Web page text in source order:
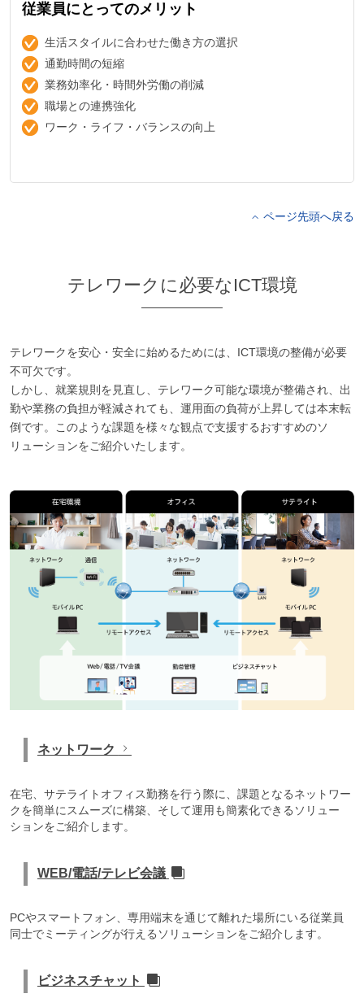
従業員にとってのメリット
生活スタイルに合わせた働き方の選択
通勤時間の短縮
業務効率化・時間外労働の削減
職場との連携強化
ワーク・ライフ・バランスの向上
ページ先頭へ戻る
テレワークに必要なICT環境
テレワークを安心・安全に始めるためには、ICT環境の整備が必要
不可欠です。
しかし、就業規則を見直し、テレワーク可能な環境が整備され、出
勤や業務の負担が軽減されても、運用面の負荷が上昇しては本末転
倒です。このような課題を様々な観点で支援するおすすめのソ
リューションをご紹介いたします。
ネットワーク
在宅、サテライトオフィス勤務を行う際に、課題となるネットワー
クを簡単にスムーズに構築、そして運用も簡素化できるソリュー
ションをご紹介します。
WEB/電話/テレビ会議
PCやスマートフォン、専用端末を通じて離れた場所にいる従業員
同士でミーティングが行えるソリューションをご紹介します。
ビジネスチャット